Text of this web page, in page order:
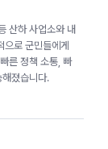
산하 사업소와 내
으로 군민들에게
른 정책 소통, 빠
졌습니다.